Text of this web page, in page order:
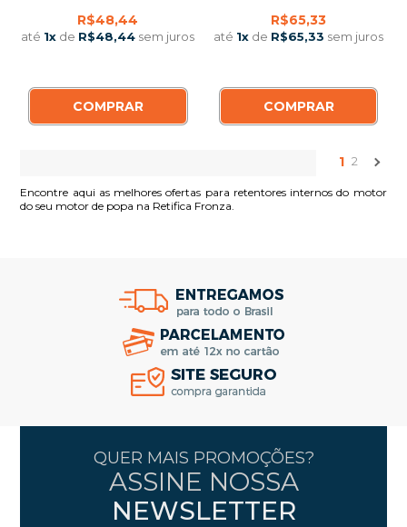
4 / 5 / 6 / 8 / 9.9 / 15 HP
MODELO D DM DMHS 93101-
R$48,44
até 1x de R$48,44 sem juros
COMPRAR
40 MODELO X / G / J 93102-
30M53 HIDEA MARANELO
R$65,33
até 1x de R$65,33 sem juros
COMPRAR
1 2
Encontre aqui as melhores ofertas para retentores internos do motor
do seu motor de popa na Retifica Fronza.
QUER MAIS PROMOÇÕES?
ASSINE NOSSA
NEWSLETTER